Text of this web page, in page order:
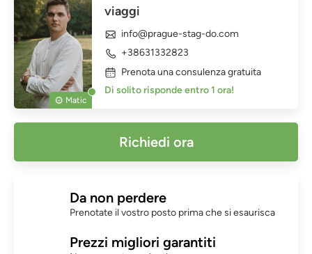
Matic
viaggi
info@prague-stag-do.com
+38631332823
Prenota una consulenza gratuita
Di solito risponde entro 1 ora!
Richiedi ora
Da non perdere
Prenotate il vostro posto prima che si esaurisca
Prezzi migliori garantiti